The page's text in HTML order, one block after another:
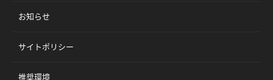
お知らせ
サイトポリシー
推奨環境